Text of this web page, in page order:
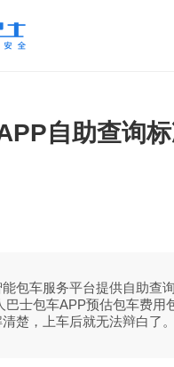
自助查询
能包车服务平台提供自助查
巴士包车APP预估包车费
楚，上车后就无法辩白了